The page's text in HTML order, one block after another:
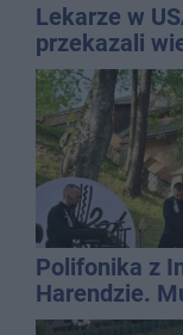
Lekarze w
przekazali
Polifonika z
Harendzie.
Kasprowicza